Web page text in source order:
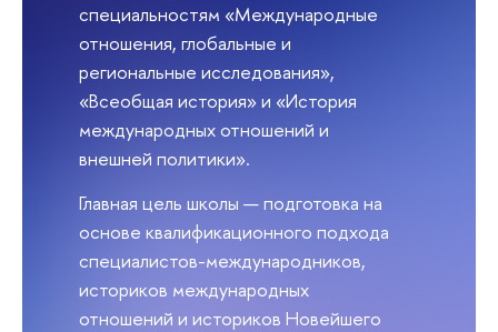
специальностям «Международные
отношения, глобальные и
региональные исследования»,
«Всеобщая история» и «История
международных отношений и
внешней политики».
Главная цель школы — подготовка на
основе квалификационного подхода
специалистов-международников,
историков международных
отношений и историков Новейшего